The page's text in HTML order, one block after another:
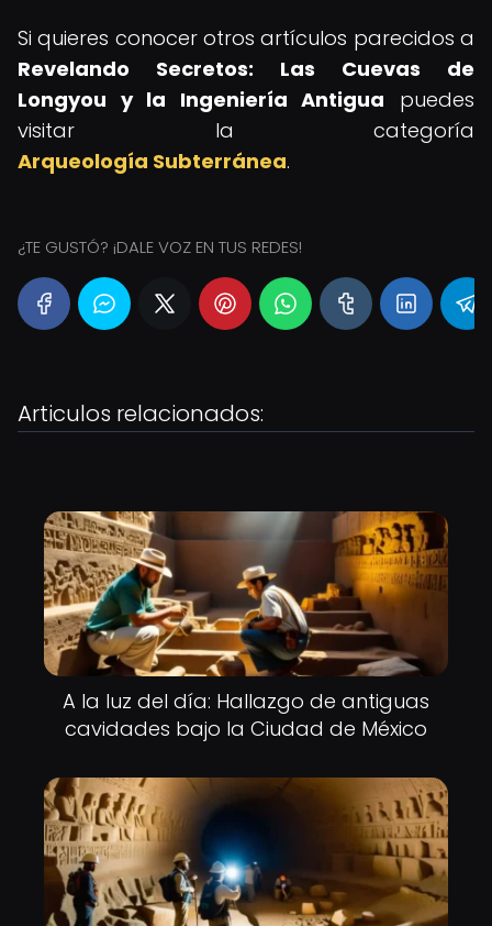
Si quieres conocer otros artículos parecidos a
Revelando Secretos: Las Cuevas de
Longyou y la Ingeniería Antigua puedes
visitar la categoría
Arqueología Subterránea.
¿TE GUSTÓ? ¡DALE VOZ EN TUS REDES!
Articulos relacionados:
A la luz del día: Hallazgo de antiguas
cavidades bajo la Ciudad de México